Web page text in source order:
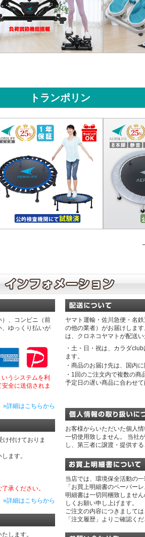
トランポリン